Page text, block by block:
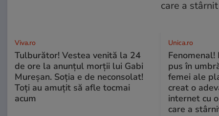
Viva.ro
Tulburător! Vestea venită la 24
de ore la anunțul morții lui Gabi
Mureșan. Soția e de neconsolat!
Toți au amuțit să afle tocmai
acum
Unica.ro
pus în
femei ale
creat o
internet cu
care a